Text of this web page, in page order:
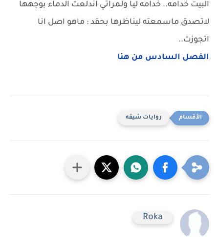
الفصل السادس من هنا
روايات شيقه
Roka